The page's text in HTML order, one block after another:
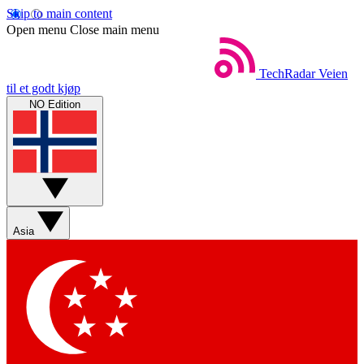
Skip to main content
Open menu Close main menu
TechRadar Veien
til et godt kjøp
NO Edition
Asia